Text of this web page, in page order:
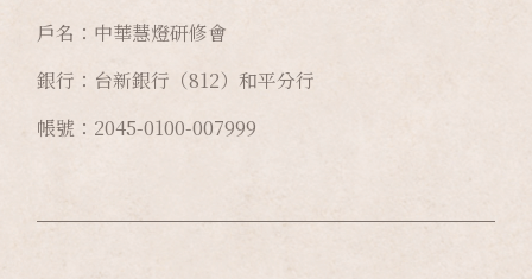
戶名：中華慧燈研修會
銀行：台新銀行（812）和平分行
帳號：2045-0100-007999